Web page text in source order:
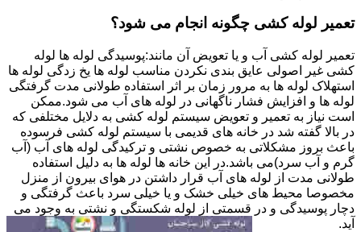
تعمیر لوله کشی چگونه انجام می شود؟
تعمیر لوله کشی آب و یا تعویض آن مانند:پوسیدگی لوله ها لوله
کشی غیر اصولی عایق بندی نکردن مناسب لوله ها یخ زدگی لوله ها
استهلاک لوله ها به مرور زمان بر اثر استفاده طولانی مدت گرفتگی
لوله ها و افزایش فشار ناگهانی در لوله های آب می شود.ممکن
است نیاز به تعمیر و تعویض سیستم لوله کشی به دلایل مختلفی که
در بالا گفته شد در خانه های قدیمی با سیستم لوله کشی فرسوده
باعث بروز مشکلاتی به خصوص نشتی و ترکیدگی لوله های آب (آب
گرم و آب سرد)می باشد.در این خانه ها لوله ها به دلیل استفاده
طولانی مدت از لوله های آب قرار داشتن در هوای بیرون از منزل
مخصوصا محیط های خیلی خشک و یا خیلی سرد باعث گرفتگی و
دچار پوسیدگی و در قسمتی از لوله شکستگی و نشتی به وجود می
آید.